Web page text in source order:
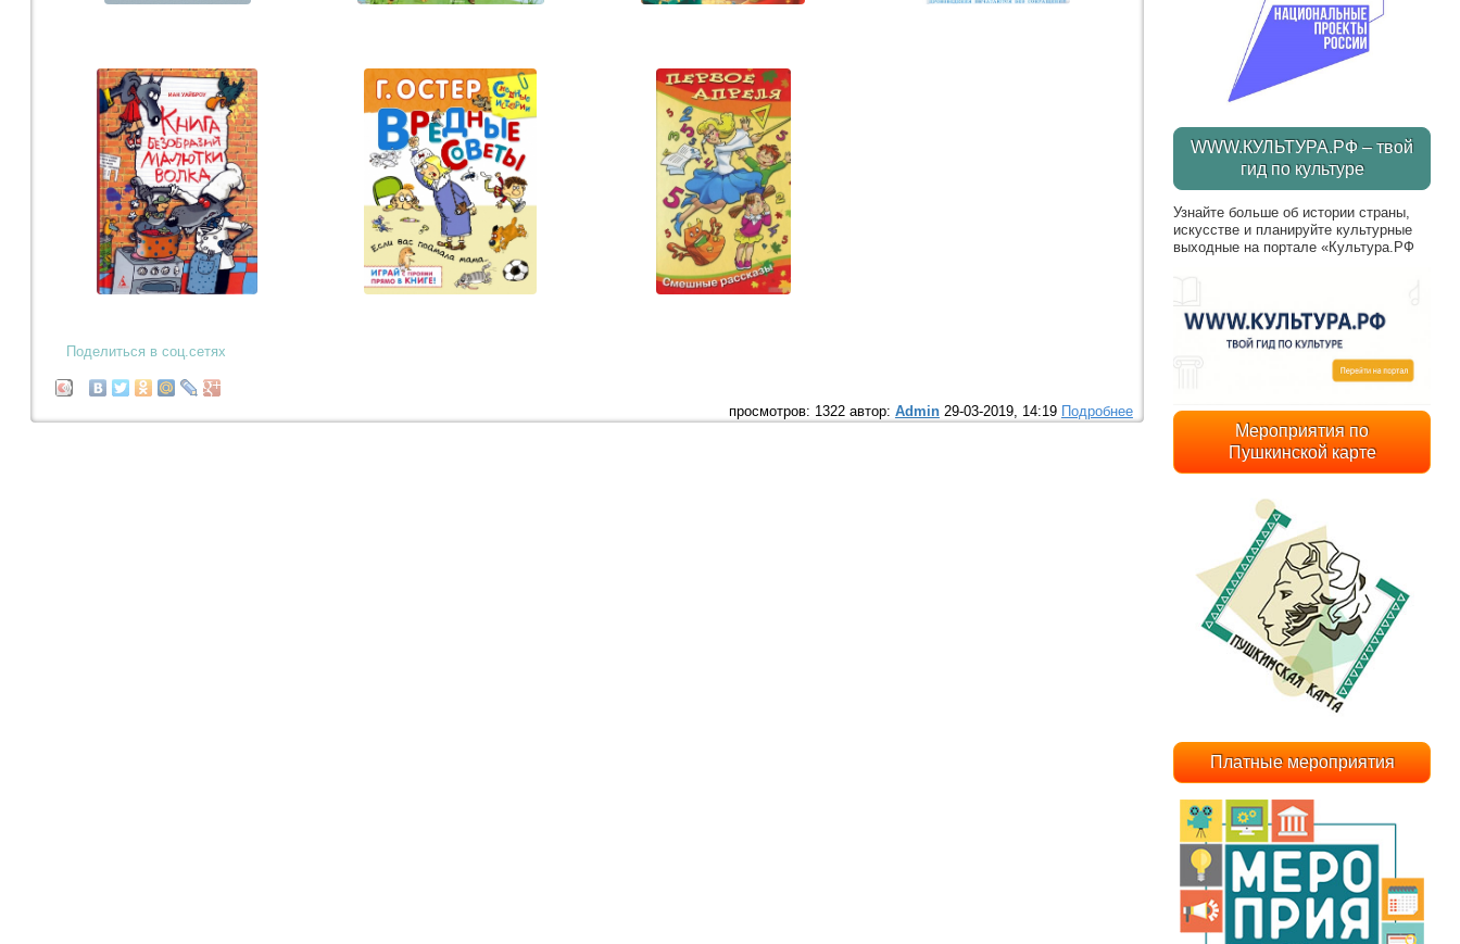
Поделиться в соц.сетях
просмотров: 1322 автор: Admin29-03-2019, 14:19 Подробнее
WWW.КУЛЬТУРА.РФ – твой
гид по культуре
Узнайте больше об истории страны,
искусстве и планируйте культурные
выходные на портале «Культура.РФ
Мероприятия по
Пушкинской карте
Платные мероприятия